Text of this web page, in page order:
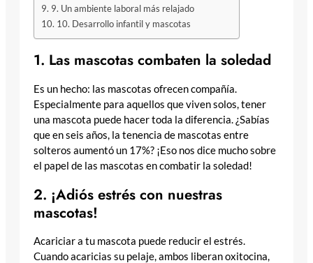
9. Un ambiente laboral más relajado
10. Desarrollo infantil y mascotas
1. Las mascotas combaten la soledad
Es un hecho: las mascotas ofrecen compañía.
Especialmente para aquellos que viven solos, tener
una mascota puede hacer toda la diferencia. ¿Sabías
que en seis años, la tenencia de mascotas entre
solteros aumentó un 17%? ¡Eso nos dice mucho sobre
el papel de las mascotas en combatir la soledad!
2. ¡Adiós estrés con nuestras
mascotas!
Acariciar a tu mascota puede reducir el estrés.
Cuando acaricias su pelaje, ambos liberan oxitocina,